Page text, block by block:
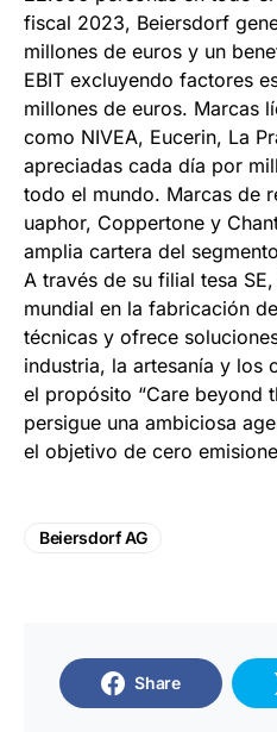
fiscal 2023, Beiersdorf
millones de euros y un
EBIT excluyendo factores
millones de euros. Marcas
como NIVEA, Eucerin, La
apreciadas cada día por
todo el mundo. Marcas de
uaphor, Coppertone y
amplia cartera del
A través de su filial tesa
mundial en la fabricación
técnicas y ofrece
industria, la artesanía y los
el propósito “Care beyond
persigue una ambiciosa
el objetivo de cero
Beiersdorf AG
Share